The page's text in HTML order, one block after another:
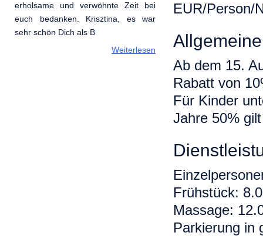
erholsame und verwöhnte Zeit bei
euch bedanken. Krisztina, es war
sehr schön Dich als B
Weiterlesen
und melter Geschaft. Hoffentlich
sehen wir uns mal wieder! Kim,
Chiara,
Weiterlesen
EUR/Person/
Ab dem 15.
Rabatt von
Für Kinder
Jahre 50%
Frühstück:
Massage:
Parkierung in